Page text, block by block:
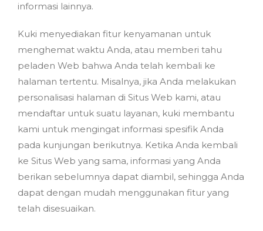
informasi lainnya.
Kuki menyediakan fitur kenyamanan untuk
menghemat waktu Anda, atau memberi tahu
peladen Web bahwa Anda telah kembali ke
halaman tertentu. Misalnya, jika Anda melakukan
personalisasi halaman di Situs Web kami, atau
mendaftar untuk suatu layanan, kuki membantu
kami untuk mengingat informasi spesifik Anda
pada kunjungan berikutnya. Ketika Anda kembali
ke Situs Web yang sama, informasi yang Anda
berikan sebelumnya dapat diambil, sehingga Anda
dapat dengan mudah menggunakan fitur yang
telah disesuaikan.